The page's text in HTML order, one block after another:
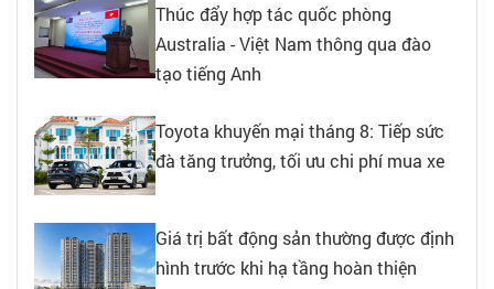
Thúc đẩy hợp tác quốc phòng
Australia - Việt Nam thông qua đào
tạo tiếng Anh
Toyota khuyến mại tháng 8: Tiếp sức
đà tăng trưởng, tối ưu chi phí mua xe
Giá trị bất động sản thường được định
hình trước khi hạ tầng hoàn thiện